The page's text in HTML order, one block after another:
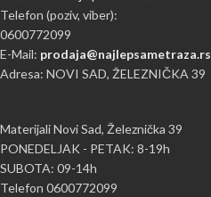
Telefon (poziv, viber):
0600772099
E-Mail: prodaja@najlepsametraza.rs
Adresa: NOVI SAD, ŽELEZNIČKA 39
Materijali Novi Sad, Železnička 39
PONEDELJAK - PETAK: 8-19h
SUBOTA: 09-14h
Telefon 0600772099